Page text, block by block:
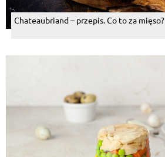
Chateaubriand – przepis. Co to za mięso?